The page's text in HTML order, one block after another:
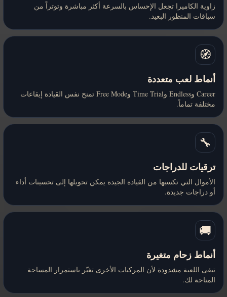
زاوية الكاميرا تجعل الإحساس بالسرعة أكثر مباشرة وتوتراً من
سباقات المنظور البعيد.
🧭
أنماط لعب متعددة
Career وEndless وTime Trial وFree Mode تمنح نفس القيادة إيقاعات
مختلفة تماماً.
🔧
ترقيات للدراجات
الأموال التي تكسبها من القيادة الجيدة يمكن تحويلها إلى تحسينات أداء
أو دراجات جديدة.
🚚
أنماط زحام متغيرة
تبقى اللعبة مشدودة لأن المركبات الأخرى تغيّر باستمرار المساحة
المتاحة لك.